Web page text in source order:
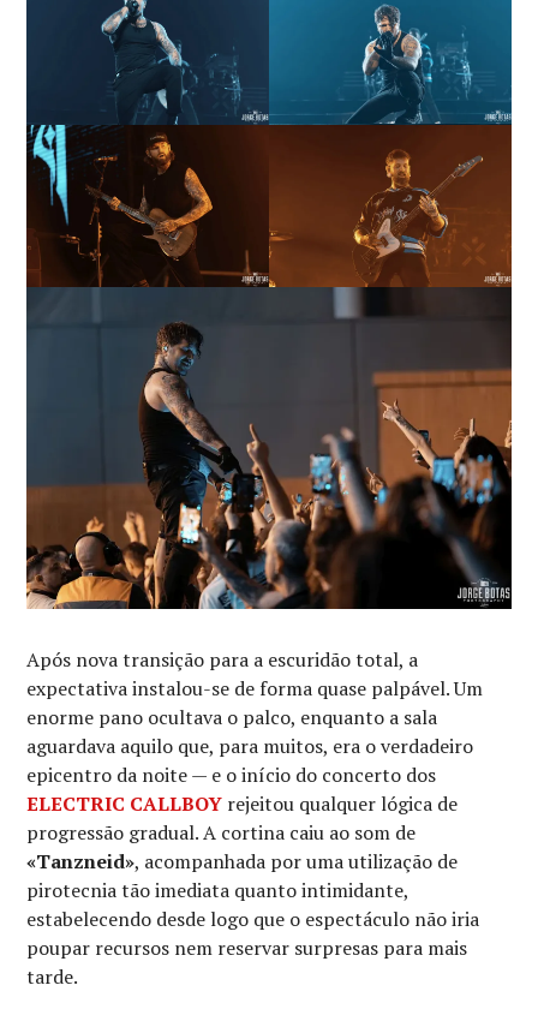
Após nova transição para a escuridão total, a
expectativa instalou-se de forma quase palpável. Um
enorme pano ocultava o palco, enquanto a sala
aguardava aquilo que, para muitos, era o verdadeiro
epicentro da noite — e o início do concerto dos
ELECTRIC CALLBOY rejeitou qualquer lógica de
progressão gradual. A cortina caiu ao som de
«Tanzneid», acompanhada por uma utilização de
pirotecnia tão imediata quanto intimidante,
estabelecendo desde logo que o espectáculo não iria
poupar recursos nem reservar surpresas para mais
tarde.